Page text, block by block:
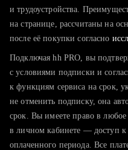
тратите много
хотите сравнить себя с
и трудоустройства.
на странице, рассчитаны на
после её покупки согласно
Подключая hh PRO, вы
с условиями подписки и
к функциям сервиса на срок,
не отменить подписку, она
срок. Вы имеете право в
в личном кабинете — доступ к
оплаченного периода. Все